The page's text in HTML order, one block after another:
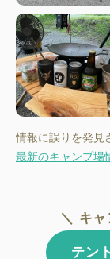
情報に誤りを発見
最新のキャンプ場
＼ キ
テン